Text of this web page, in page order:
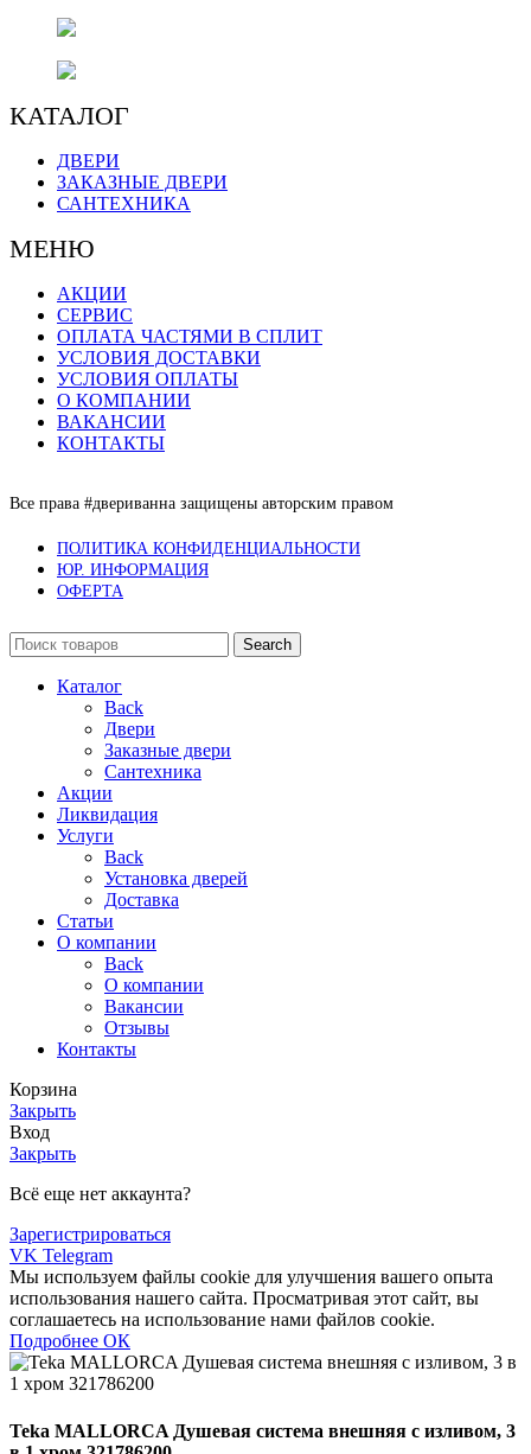
КАТАЛОГ
ДВЕРИ
ЗАКАЗНЫЕ ДВЕРИ
САНТЕХНИКА
МЕНЮ
АКЦИИ
СЕРВИС
ОПЛАТА ЧАСТЯМИ В СПЛИТ
УСЛОВИЯ ДОСТАВКИ
УСЛОВИЯ ОПЛАТЫ
О КОМПАНИИ
ВАКАНСИИ
КОНТАКТЫ
Все права #двериванна защищены авторским правом
ПОЛИТИКА КОНФИДЕНЦИАЛЬНОСТИ
ЮР. ИНФОРМАЦИЯ
ОФЕРТА
Search
Каталог
Back
Двери
Заказные двери
Сантехника
Акции
Ликвидация
Услуги
Back
Установка дверей
Доставка
Статьи
О компании
Back
О компании
Вакансии
Отзывы
Контакты
Корзина
Закрыть
Вход
Закрыть
Всё еще нет аккаунта?
Зарегистрироваться
VK Telegram
Мы используем файлы cookie для улучшения вашего опыта
использования нашего сайта. Просматривая этот сайт, вы
соглашаетесь на использование нами файлов cookie.
Подробнее Подробнее
ОК
Teka MALLORCA Душевая система внешняя с изливом, 3